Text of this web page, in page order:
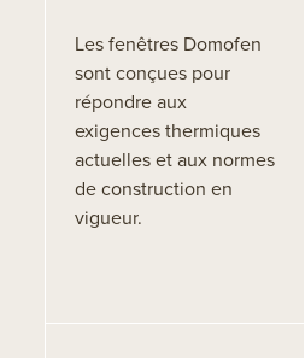
Les fenêtres Domofen
sont conçues pour
répondre aux
exigences thermiques
actuelles et aux normes
de construction en
vigueur.